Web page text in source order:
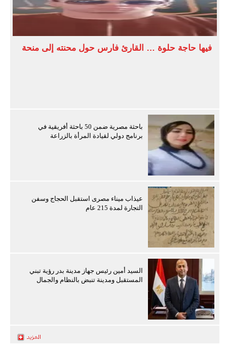
فيها حاجة حلوة … القارئ فارس حول محنته إلى منحة
باحثة مصرية ضمن 50 باحثة أفريقية في
برنامج دولي لقيادة المرأة بالزراعة
عيذاب ميناء مصرى استقبل الحجاج وسفن
التجارة لمدة 215 عام
السيد أمين رئيس جهاز مدينة بدر رؤية تبني
المستقبل ومدينة تنبض بالنظام والجمال